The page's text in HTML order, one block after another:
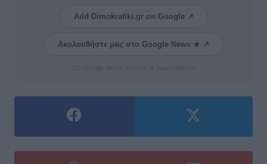
Add Dimokratiki.gr on Google ↗
Ακολουθήστε μας στο Google News ★ ↗